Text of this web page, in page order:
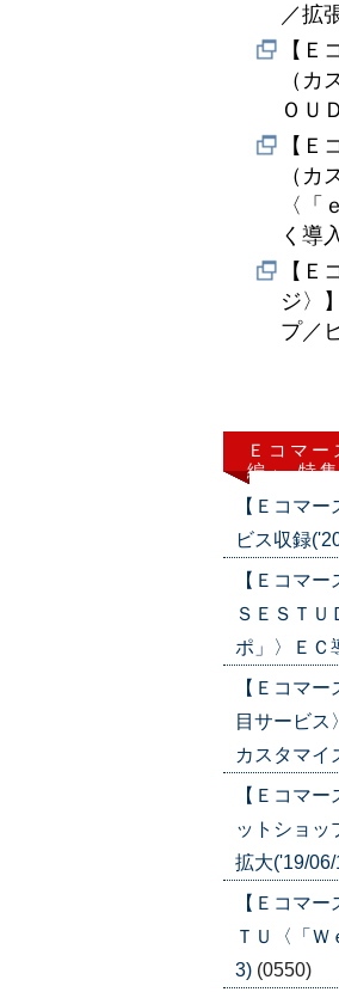
／拡
【
（
ＯＵ
【
（
〈
く導
【
ジ〉
プ／
Ｅコマ
編」 特
【Ｅコマ
ビス収録
【Ｅコマ
ＳＥＳＴ
ポ」〉ＥＣ
【Ｅコマ
目サービ
カスタマイ
【Ｅコマ
ットショッ
拡大('19/
【Ｅコマ
ＴＵ〈「
3) (0550)